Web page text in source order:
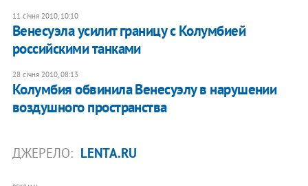
11 січня 2010, 10:10
Венесуэла усилит границу с Колумбией
российскими танками
28 січня 2010, 08:13
Колумбия обвинила Венесуэлу в нарушении
воздушного пространства
ДЖЕРЕЛО: LENTA.RU